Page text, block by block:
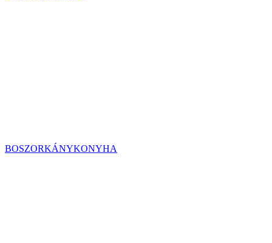
BOSZORKÁNYKONYHA